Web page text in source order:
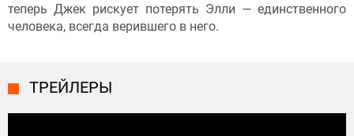
теперь Джек рискует потерять Элли — единственного
человека, всегда верившего в него.
ТРЕЙЛЕРЫ